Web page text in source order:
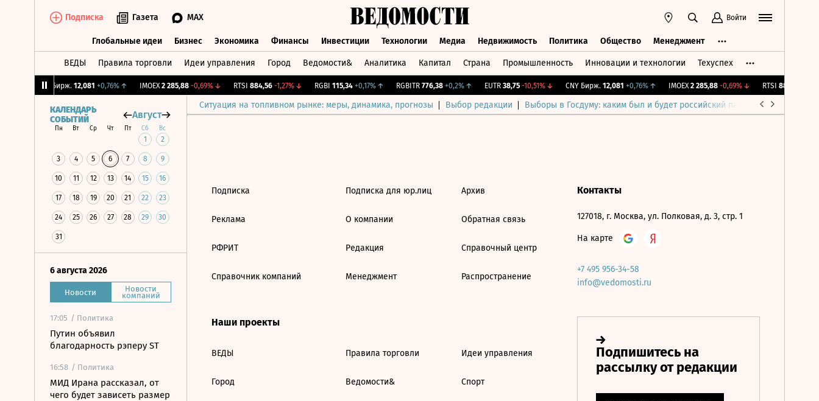
Подписка Газета MAX Войти
Глобальные идеи Бизнес Экономика Финансы Инвестиции Технологии Медиа Недвижимость Политика Общество Менеджмент
ВЕДЫ Правила торговли Идеи управления Город Ведомости& Аналитика Капитал Страна Промышленность Инновации и технологии Техуспех
CNY Бирж. 12,081 +0,76%↑ IMOEX 2 285,88 -0,69%↓ RTSI 884,56 -1,27%↓ RGBI 115,34 +0,17%↑ RGBITR 776,38 +0,2%↑ EUTR 38,75 -10,51%↓ CNY Бирж. 12,081 +0,76%↑ IMOEX 2 285,88 -0,69%↓ RTSI 884,56
Ситуация на топливном рынке: меры, динамика, прогнозы Выбор редакции Выборы в Госдуму: каким был и будет российский парламент
КАЛЕНДАРЬ
СОБЫТИЙ
Август
Пн Вт Ср Чт Пт Сб Вс
1 2
3 4 5 6 7 8 9
10 11 12 13 14 15 16
17 18 19 20 21 22 23
24 25 26 27 28 29 30
31
6 августа 2026
Новости Новости
компаний
17:05 / Политика
Путин объявил
благодарность рэперу ST
16:58 / Политика
МИД Ирана рассказал, от
чего будет зависеть размер
Подписка
Реклама
РФРИТ
Справочник компаний
Подписка для юр.лиц
О компании
Редакция
Менеджмент
Архив
Обратная связь
Справочный центр
Распространение
Наши проекты
ВЕДЫ
Город
Правила торговли
Ведомости&
Идеи управления
Спорт
Контакты
127018, г. Москва, ул. Полковая, д. 3, стр. 1
На карте
+7 495 956-34-58
info@vedomosti.ru